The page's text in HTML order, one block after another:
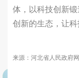
体，以科技创新
创新的生态，让科
来源：河北省人民政府